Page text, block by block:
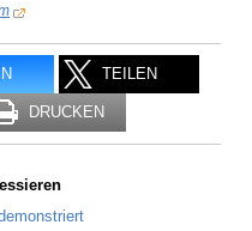
TEILEN
DRUCKEN